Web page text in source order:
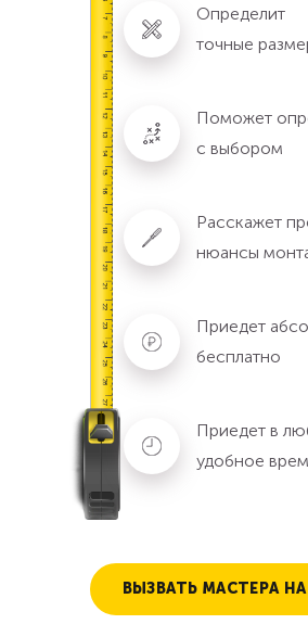
Определит
точные
Поможет
с выбором
Расскажет
нюансы
Приедет
бесплатно
Приедет в
удобное
ВЫЗВАТЬ МАСТЕРА